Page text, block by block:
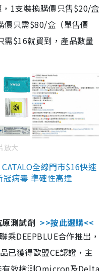
1支裝換購價只售$20/盒
價只需$80/盒（單售價
需$16就買到，產品數量
放大
全線門市$16快速
病毒 準確性高達
測試劑 >>按此選購<<
DEEPBLUE合作推出，
已獲得歐盟CE認證，主
有效檢測Omicron及Delta